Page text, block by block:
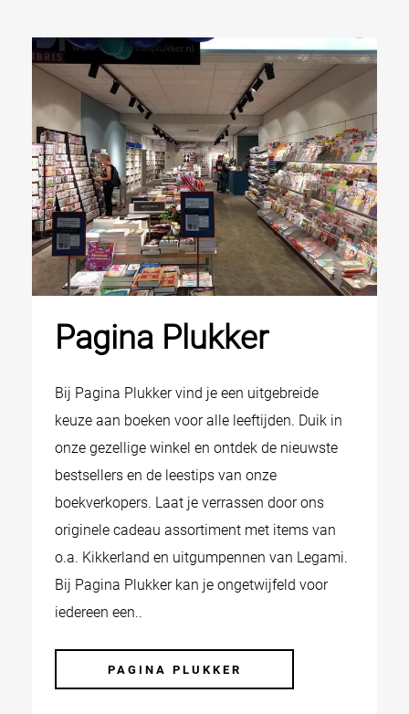
Pagina Plukker
Bij Pagina Plukker vind je een uitgebreide
keuze aan boeken voor alle leeftijden. Duik in
onze gezellige winkel en ontdek de nieuwste
bestsellers en de leestips van onze
boekverkopers. Laat je verrassen door ons
originele cadeau assortiment met items van
o.a. Kikkerland en uitgumpennen van Legami.
Bij Pagina Plukker kan je ongetwijfeld voor
iedereen een..
PAGINA PLUKKER